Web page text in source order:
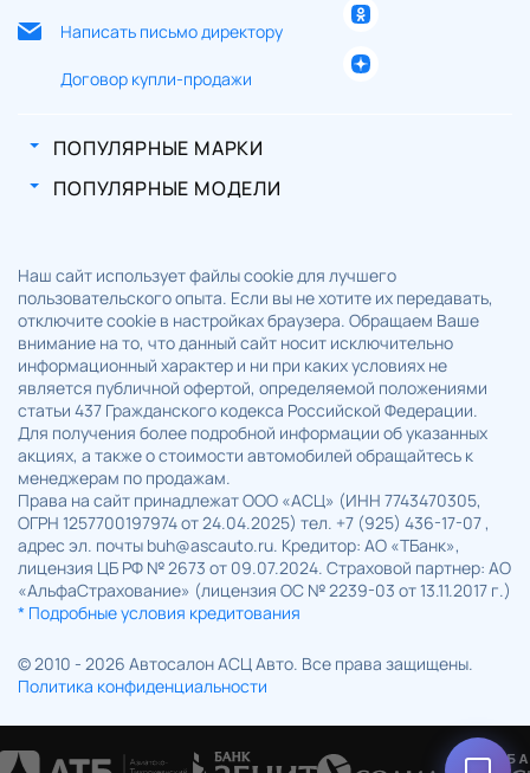
Написать письмо директору
Договор купли-продажи
ПОПУЛЯРНЫЕ МАРКИ
ПОПУЛЯРНЫЕ МОДЕЛИ
Наш сайт использует файлы cookie для лучшего
пользовательского опыта. Если вы не хотите их передавать,
отключите cookie в настройках браузера. Обращаем Ваше
внимание на то, что данный сайт носит исключительно
информационный характер и ни при каких условиях не
является публичной офертой, определяемой положениями
статьи 437 Гражданского кодекса Российской Федерации.
Для получения более подробной информации об указанных
акциях, а также о стоимости автомобилей обращайтесь к
менеджерам по продажам.
Права на сайт принадлежат ООО «АСЦ» (ИНН 7743470305,
ОГРН 1257700197974 от 24.04.2025) тел. +7 (925) 436-17-07 ,
адрес эл. почты buh@ascauto.ru. Кредитор: АО «ТБанк»,
лицензия ЦБ РФ № 2673 от 09.07.2024. Страховой партнер: АО
«АльфаСтрахование» (лицензия ОС № 2239-03 от 13.11.2017 г.)
* Подробные условия кредитования
© 2010 - 2026 Автосалон АСЦ Авто. Все права защищены.
Политика конфиденциальности